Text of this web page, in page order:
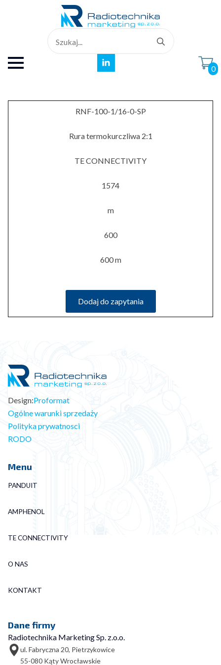
for:
0
RNF-100-1/16-0-SP
Rura termokurczliwa 2:1
TE CONNECTIVITY
1574
m
600
600 m
Dodaj do zapytania
Design:Proformat
Ogólne warunki sprzedaży
Polityka prywatnosci
RODO
Menu
PANDUIT
AMPHENOL
TE CONNECTIVITY
O NAS
KONTAKT
Dane firmy
Radiotechnika Marketing Sp. z.o.o.
ul. Fabryczna 20, Pietrzykowice
55-080 Kąty Wrocławskie